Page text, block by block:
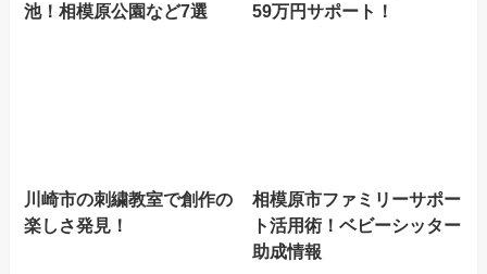
池！相模原公園など7選
59万円サポート！
川崎市の刺繍教室で創作の
楽しさ発見！
相模原市ファミリーサポー
ト活用術！ベビーシッター
助成情報